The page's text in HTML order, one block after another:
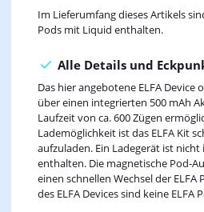
Im Lieferumfang dieses Artikels
Pods mit Liquid enthalten.
Alle Details und
Das hier angebotene ELFA Device
über einen integrierten 500 mAh
Laufzeit von ca. 600 Zügen
Lademöglichkeit ist das ELFA Kit
aufzuladen. Ein Ladegerät ist
enthalten. Die magnetische Pod-
einen schnellen Wechsel der ELFA
des ELFA Devices sind keine ELFA